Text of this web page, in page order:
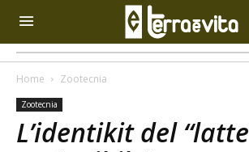
Home Zootecnia
Zootecnia
L’identikit del “latte